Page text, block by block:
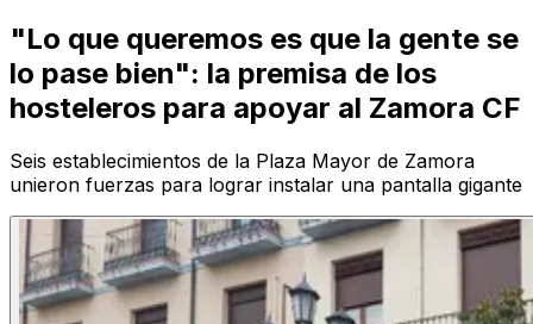
"Lo que queremos es que la gente se
lo pase bien": la premisa de los
hosteleros para apoyar al Zamora CF
Seis establecimientos de la Plaza Mayor de Zamora
unieron fuerzas para lograr instalar una pantalla gigante